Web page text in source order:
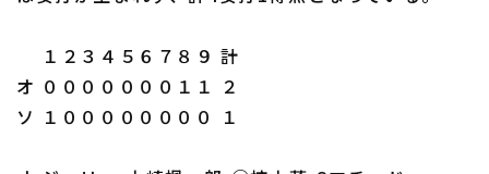
１２３４５６７８９ 計
オ ０００００００１１ ２
ソ １００００００００ １